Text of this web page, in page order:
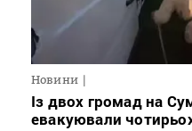
Новини
Із двох громад на
евакуювали